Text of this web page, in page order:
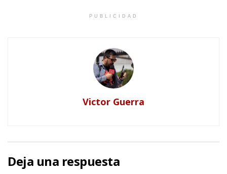
PUBLICIDAD
Victor Guerra
Deja una respuesta